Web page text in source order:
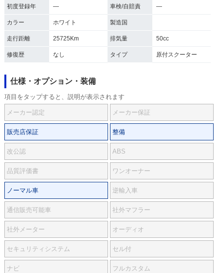
初度登録年 ― 車検/自賠責 ―
カラー ホワイト 製造国
走行距離 25725Km 排気量 50cc
修復歴 なし タイプ 原付スクーター
仕様・オプション・装備
項目をタップすると、説明が表示されます
メーカー認定 メーカー保証
販売店保証 整備
改公認 ABS
品質評価書 ワンオーナー
ノーマル車 逆輸入車
通信販売可能車 社外マフラー
社外メーター オーディオ
セキュリティシステム セル付
ナビ フルカスタム